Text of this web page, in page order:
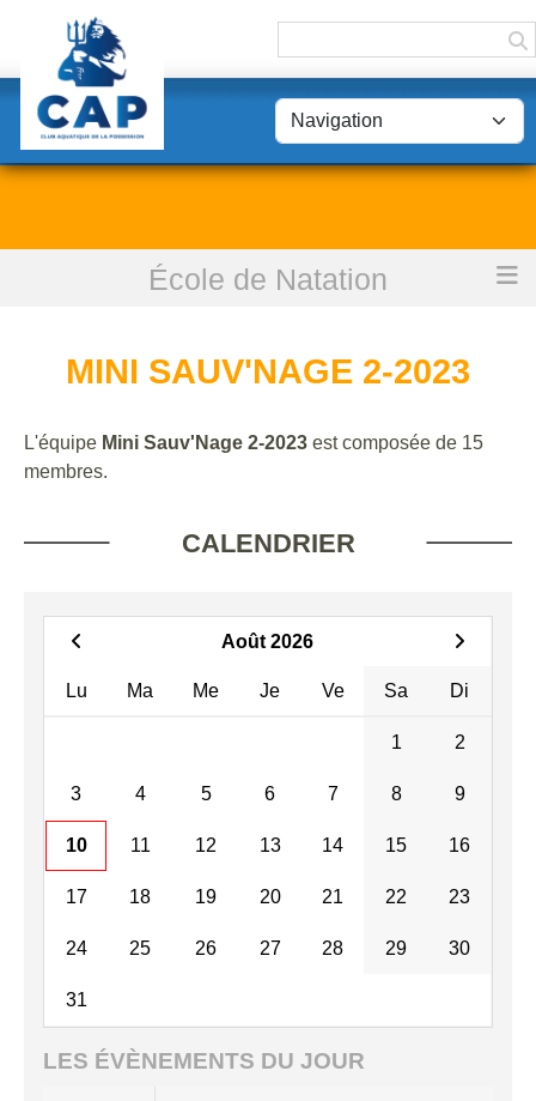
École de Natation
Mini Sauv'Nage 2-2023
MINI SAUV'NAGE 2-2023
L'équipe Mini Sauv'Nage 2-2023 est composée de 15
membres.
CALENDRIER
Août 2026
Lu Ma Me Je Ve Sa Di
1 2
3 4 5 6 7 8 9
10 11 12 13 14 15 16
17 18 19 20 21 22 23
24 25 26 27 28 29 30
31
LES ÉVÈNEMENTS DU JOUR
Panneau de gestion des cookies